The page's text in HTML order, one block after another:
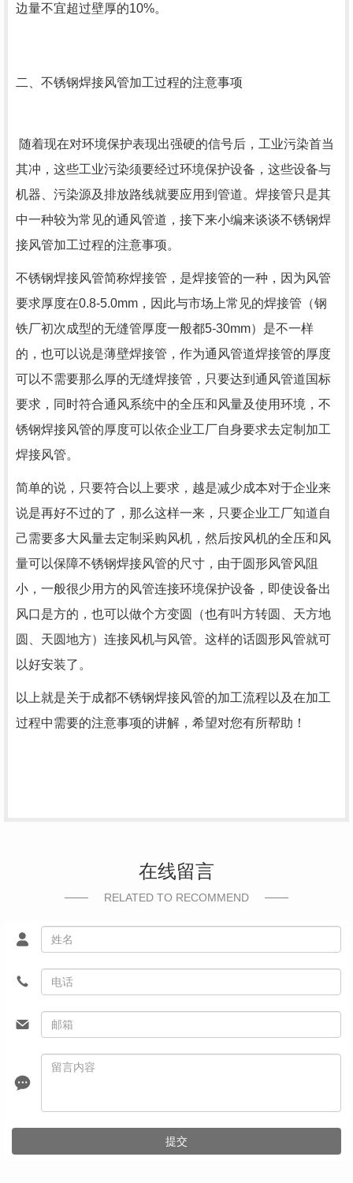
边量不宜超过壁厚的10%。
二、不锈钢焊接风管加工过程的注意事项
随着现在对环境保护表现出强硬的信号后，工业污染首当
其冲，这些工业污染须要经过环境保护设备，这些设备与
机器、污染源及排放路线就要应用到管道。焊接管只是其
中一种较为常见的通风管道，接下来小编来谈谈不锈钢焊
接风管加工过程的注意事项。
不锈钢焊接风管简称焊接管，是焊接管的一种，因为风管
要求厚度在0.8-5.0mm，因此与市场上常见的焊接管（钢
铁厂初次成型的无缝管厚度一般都5-30mm）是不一样
的，也可以说是薄壁焊接管，作为通风管道焊接管的厚度
可以不需要那么厚的无缝焊接管，只要达到通风管道国标
要求，同时符合通风系统中的全压和风量及使用环境，不
锈钢焊接风管的厚度可以依企业工厂自身要求去定制加工
焊接风管。
简单的说，只要符合以上要求，越是减少成本对于企业来
说是再好不过的了，那么这样一来，只要企业工厂知道自
己需要多大风量去定制采购风机，然后按风机的全压和风
量可以保障不锈钢焊接风管的尺寸，由于圆形风管风阻
小，一般很少用方的风管连接环境保护设备，即使设备出
风口是方的，也可以做个方变圆（也有叫方转圆、天方地
圆、天圆地方）连接风机与风管。这样的话圆形风管就可
以好安装了。
以上就是关于成都不锈钢焊接风管的加工流程以及在加工
过程中需要的注意事项的讲解，希望对您有所帮助！
在线留言
RELATED TO RECOMMEND
提交